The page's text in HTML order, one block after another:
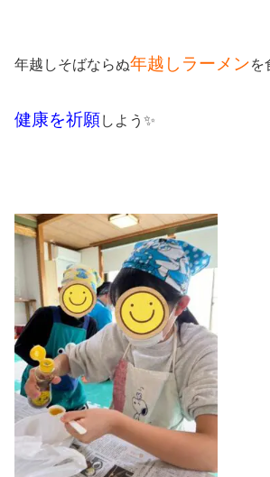
年越しそばならぬ年越しラーメンを
健康を祈願 しよう✨